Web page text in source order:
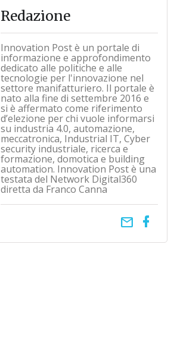
Redazione
Innovation Post è un portale di
informazione e approfondimento
dedicato alle politiche e alle
tecnologie per l'innovazione nel
settore manifatturiero. Il portale è
nato alla fine di settembre 2016 e
si è affermato come riferimento
d’elezione per chi vuole informarsi
su industria 4.0, automazione,
meccatronica, Industrial IT, Cyber
security industriale, ricerca e
formazione, domotica e building
automation. Innovation Post è una
testata del Network Digital360
diretta da Franco Canna
email